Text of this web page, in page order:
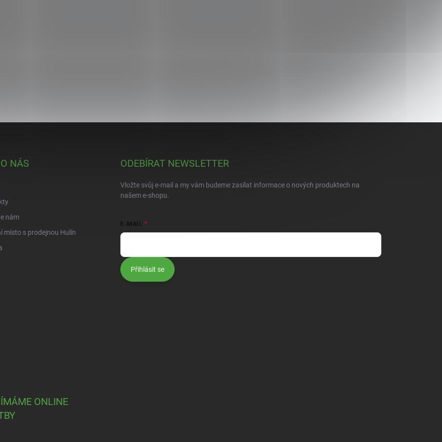
NÁS
nám
místo s prodejnou Hulín
ODEBÍRAT NEWSLETTER
Vložte svůj e-mail a my vám budeme zasílat informace o nových produktech na
našem e-shopu.
E-MAIL
Přihlásit se
ONLINE